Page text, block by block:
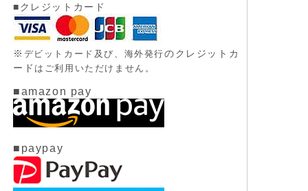
■クレジットカード
※ デビットカード及び、 海外発行のクレジットカ
ード はご利用いただけません。
■amazon pay
■paypay